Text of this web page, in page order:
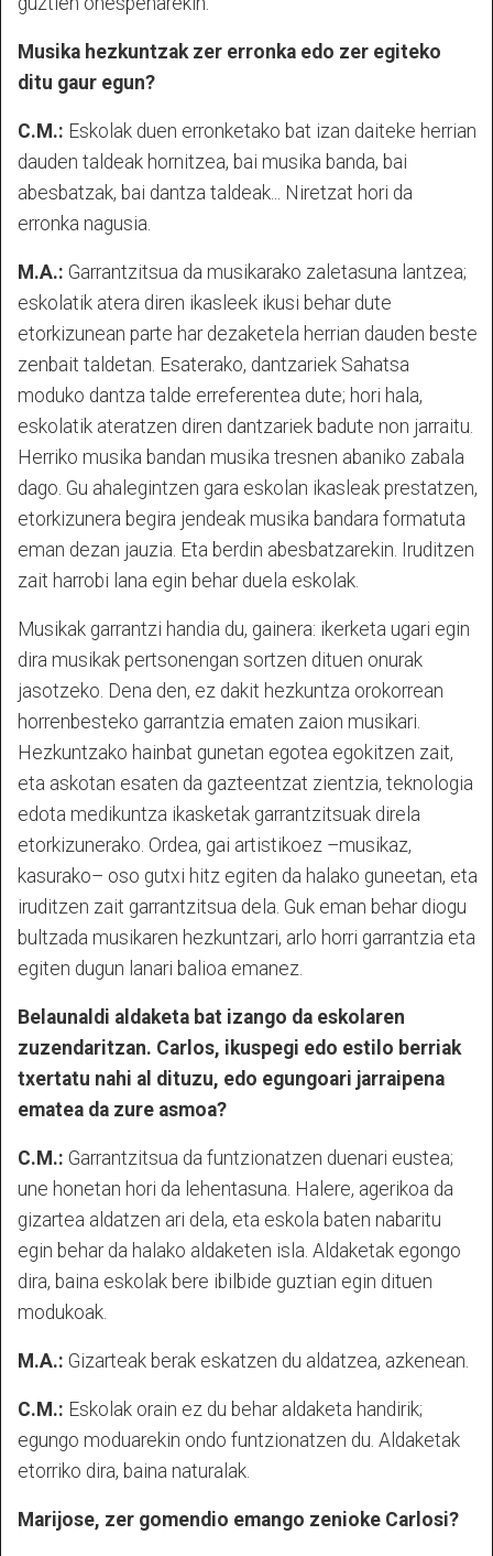
Musika hezkuntzak zer erronka edo zer egiteko
ditu gaur egun?
C.M.: Eskolak duen erronketako bat izan daiteke herrian
dauden taldeak hornitzea, bai musika banda, bai
abesbatzak, bai dantza taldeak... Niretzat hori da
erronka nagusia.
M.A.: Garrantzitsua da musikarako zaletasuna lantzea;
eskolatik atera diren ikasleek ikusi behar dute
etorkizunean parte har dezaketela herrian dauden beste
zenbait taldetan. Esaterako, dantzariek Sahatsa
moduko dantza talde erreferentea dute; hori hala,
eskolatik ateratzen diren dantzariek badute non jarraitu.
Herriko musika bandan musika tresnen abaniko zabala
dago. Gu ahalegintzen gara eskolan ikasleak prestatzen,
etorkizunera begira jendeak musika bandara formatuta
eman dezan jauzia. Eta berdin abesbatzarekin. Iruditzen
zait harrobi lana egin behar duela eskolak.
Musikak garrantzi handia du, gainera: ikerketa ugari egin
dira musikak pertsonengan sortzen dituen onurak
jasotzeko. Dena den, ez dakit hezkuntza orokorrean
horrenbesteko garrantzia ematen zaion musikari.
Hezkuntzako hainbat gunetan egotea egokitzen zait,
eta askotan esaten da gazteentzat zientzia, teknologia
edota medikuntza ikasketak garrantzitsuak direla
etorkizunerako. Ordea, gai artistikoez –musikaz,
kasurako– oso gutxi hitz egiten da halako guneetan, eta
iruditzen zait garrantzitsua dela. Guk eman behar diogu
bultzada musikaren hezkuntzari, arlo horri garrantzia eta
egiten dugun lanari balioa emanez.
Belaunaldi aldaketa bat izango da eskolaren
zuzendaritzan. Carlos, ikuspegi edo estilo berriak
txertatu nahi al dituzu, edo egungoari jarraipena
ematea da zure asmoa?
C.M.: Garrantzitsua da funtzionatzen duenari eustea;
une honetan hori da lehentasuna. Halere, agerikoa da
gizartea aldatzen ari dela, eta eskola baten nabaritu
egin behar da halako aldaketen isla. Aldaketak egongo
dira, baina eskolak bere ibilbide guztian egin dituen
modukoak.
M.A.: Gizarteak berak eskatzen du aldatzea, azkenean.
C.M.: Eskolak orain ez du behar aldaketa handirik;
egungo moduarekin ondo funtzionatzen du. Aldaketak
etorriko dira, baina naturalak.
Marijose, zer gomendio emango zenioke Carlosi?